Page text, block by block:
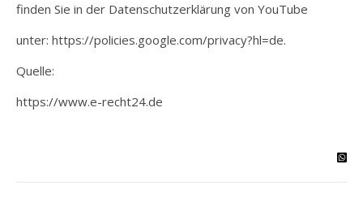
finden Sie in der Datenschutzerklärung von YouTube
unter: https://policies.google.com/privacy?hl=de.
Quelle:
https://www.e-recht24.de